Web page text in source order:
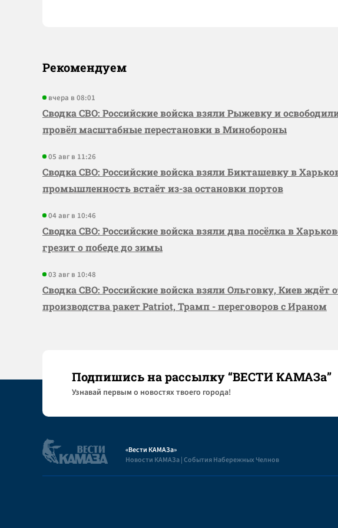
Рекомендуем
вчера в 08:01
Сводка СВО: Российские войска взяли Рыжевку и
провёл масштабные перестановки в Минобороны
05 авг в 11:26
Сводка СВО: Российские войска взяли Бикташевку в
промышленность встаёт из-за остановки портов
04 авг в 10:46
Сводка СВО: Российские войска взяли два посёлка в
грезит о победе до зимы
03 авг в 10:48
Сводка СВО: Российские войска взяли Ольговку, Киев ждёт
производства ракет Patriot, Трамп - переговоров с Ираном
Подпишись на рассылку “ВЕСТИ КАМАЗа”
Узнaвай первым о новостях твоего города!
«Вести КАМАЗа»
Новости КАМАЗа | События Набережных Челнов